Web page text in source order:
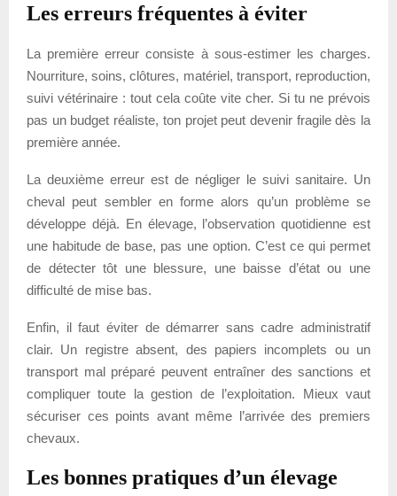
Les erreurs fréquentes à éviter
La première erreur consiste à sous-estimer les charges.
Nourriture, soins, clôtures, matériel, transport, reproduction,
suivi vétérinaire : tout cela coûte vite cher. Si tu ne prévois
pas un budget réaliste, ton projet peut devenir fragile dès la
première année.
La deuxième erreur est de négliger le suivi sanitaire. Un
cheval peut sembler en forme alors qu’un problème se
développe déjà. En élevage, l’observation quotidienne est
une habitude de base, pas une option. C’est ce qui permet
de détecter tôt une blessure, une baisse d’état ou une
difficulté de mise bas.
Enfin, il faut éviter de démarrer sans cadre administratif
clair. Un registre absent, des papiers incomplets ou un
transport mal préparé peuvent entraîner des sanctions et
compliquer toute la gestion de l’exploitation. Mieux vaut
sécuriser ces points avant même l’arrivée des premiers
chevaux.
Les bonnes pratiques d’un élevage